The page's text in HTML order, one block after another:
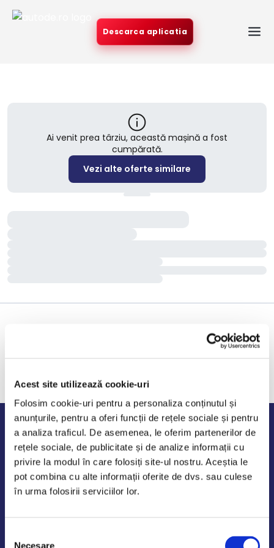
Acest site utilizează cookie-uri
Folosim cookie-uri pentru a personaliza conținutul și
anunțurile, pentru a oferi funcții de rețele sociale și pentru
a analiza traficul. De asemenea, le oferim partenerilor de
rețele sociale, de publicitate și de analize informații cu
privire la modul în care folosiți site-ul nostru. Aceștia le
pot combina cu alte informații oferite de dvs. sau culese
în urma folosirii serviciilor lor.
Necesare
Descarca aplicatia
Ai venit prea târziu, această mașină a fost
cumpărată.
Vezi alte oferte similare
Program de lucru
Luni - Vineri: 09:00-18:00
Sambata - Duminica: 10:00-14:00